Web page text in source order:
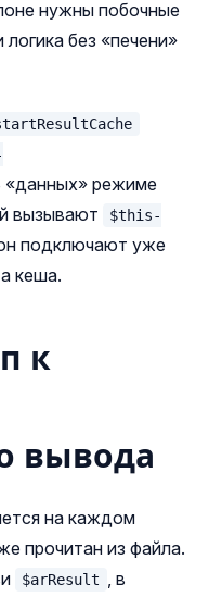
нужны побочные
без «печени»
«данных» режиме
вызывают
$this-
подключают уже
кеша.
к
вывода
на каждом
прочитан из файла.
$arResult , в